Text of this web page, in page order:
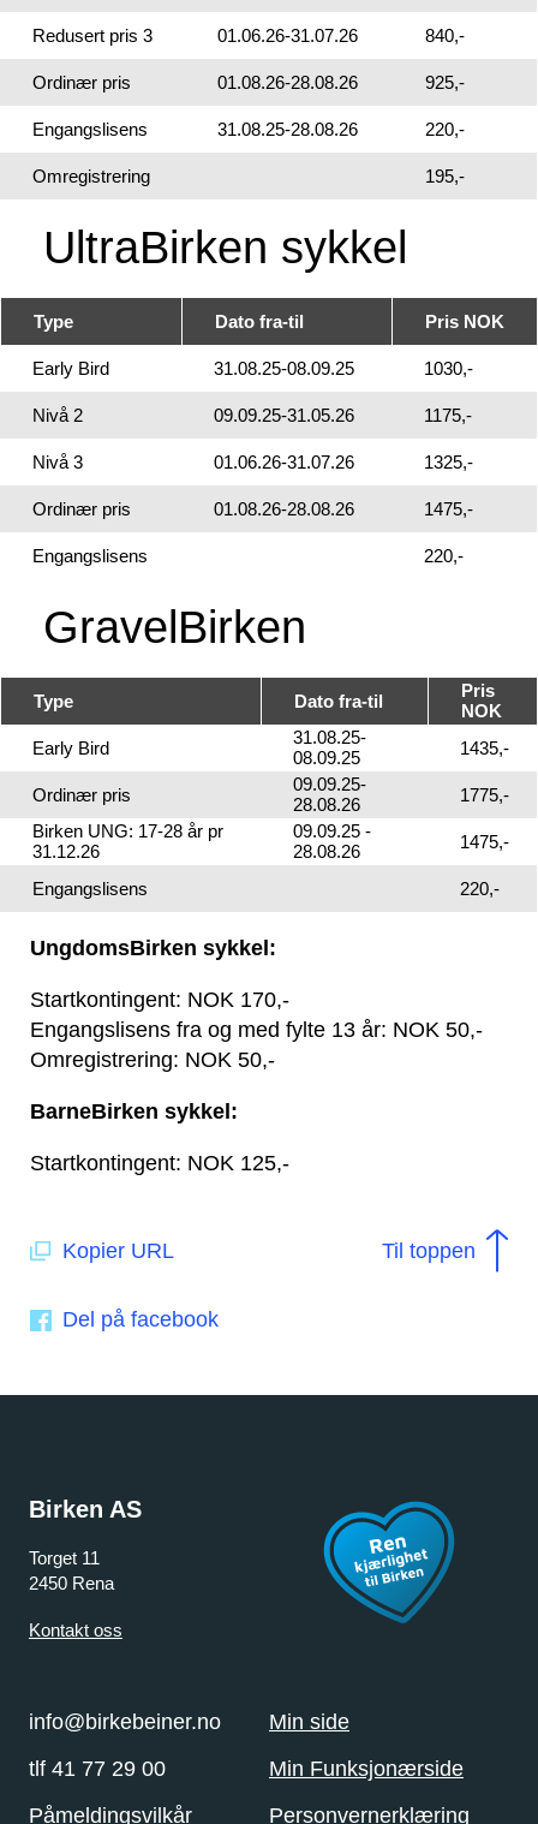
Redusert pris 3 01.06.26-31.07.26 840,-
Ordinær pris 01.08.26-28.08.26 925,-
Engangslisens 31.08.25-28.08.26 220,-
Omregistrering 195,-
UltraBirken sykkel
Type Dato fra-til Pris NOK
Early Bird 31.08.25-08.09.25 1030,-
Nivå 2 09.09.25-31.05.26 1175,-
Nivå 3 01.06.26-31.07.26 1325,-
Ordinær pris 01.08.26-28.08.26 1475,-
Engangslisens 220,-
GravelBirken
Type Dato fra-til
Pris
NOK
Early Bird
31.08.25-
08.09.25
1435,-
Ordinær pris
09.09.25-
28.08.26
1775,-
Birken UNG: 17-28 år pr
31.12.26
09.09.25 -
28.08.26
1475,-
Engangslisens 220,-
UngdomsBirken sykkel:
Startkontingent: NOK 170,-
Engangslisens fra og med fylte 13 år: NOK 50,-
Omregistrering: NOK 50,-
BarneBirken sykkel:
Startkontingent: NOK 125,-
Kopier URL
Del på facebook
Til toppen
Birken AS
Torget 11
2450 Rena
Kontakt oss
info@birkebeiner.no
tlf 41 77 29 00
Påmeldingsvilkår
Min side
Min Funksjonærside
Personvernerklæring